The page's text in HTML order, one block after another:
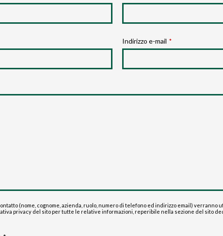
Indirizzo e-mail *
(nome, cognome, azienda, ruolo, numero di telefono ed indirizzo email)
privacy del sito per tutte le relative informazioni, reperibile nella sezione del sito